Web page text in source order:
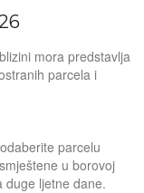
mora predstavlja
parcela i
parcelu
u borovoj
duge ljetne dane.